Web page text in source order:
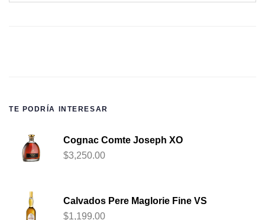
TE PODRÍA INTERESAR
Cognac Comte Joseph XO
$3,250.00
Calvados Pere Maglorie Fine VS
$1,199.00